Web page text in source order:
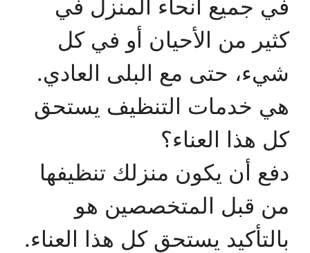
في جميع أنحاء المنزل في
كثير من الأحيان أو في كل
شيء، حتى مع البلى العادي.
هي خدمات التنظيف يستحق
كل هذا العناء؟
دفع أن يكون منزلك تنظيفها
من قبل المتخصصين هو
بالتأكيد يستحق كل هذا العناء.